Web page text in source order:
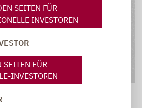
SEITEN FÜR
INVESTOREN
SEITEN FÜR
INVESTOREN